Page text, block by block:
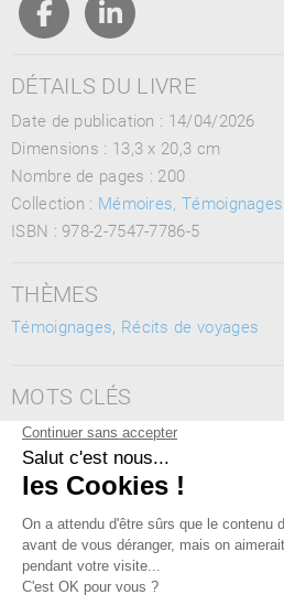
DÉTAILS DU LIVRE
Date de publication : 14/04/2026
Dimensions : 13,3 x 20,3 cm
Nombre de pages : 200
Collection : Mémoires, Témoignages
ISBN : 978-2-7547-7786-5
THÈMES
Témoignages, Récits de voyages
MOTS CLÉS
Rideau de fer, Europe de l'Est,
communisme, totalitarisme,
Tchécoslovaquie, Prague, récit de
Éditions du Panthéon - 12, rue